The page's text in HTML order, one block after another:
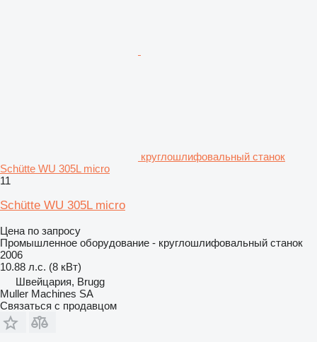
круглошлифовальный станок
Schütte WU 305L micro
11
Schütte WU 305L micro
Цена по запросу
Промышленное оборудование - круглошлифовальный станок
2006
10.88 л.с. (8 кВт)
Швейцария, Brugg
Muller Machines SA
Связаться с продавцом